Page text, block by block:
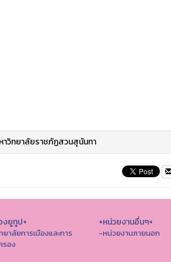
าวิทยาลัยราชภัฏสวนสุนันทา
งยูทูป+
ยาลัยการเมืองและการ
รอง
+หน่วยงานอื่นๆ+
-หน่วยงานภายนอก